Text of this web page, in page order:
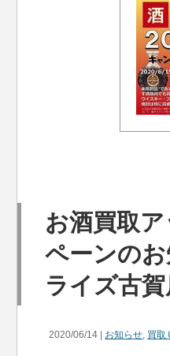
お酒買取
ペーンの
ライズ古
2020/06/14 | お知らせ, 買取